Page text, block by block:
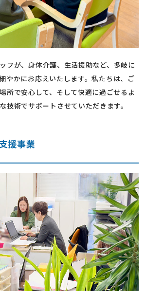
フが、身体介護、生活援助など、多岐に
やかにお応えいたします。私たちは、ご
所で安心して、そして快適に過ごせるよ
技術でサポートさせていただきます。
援事業